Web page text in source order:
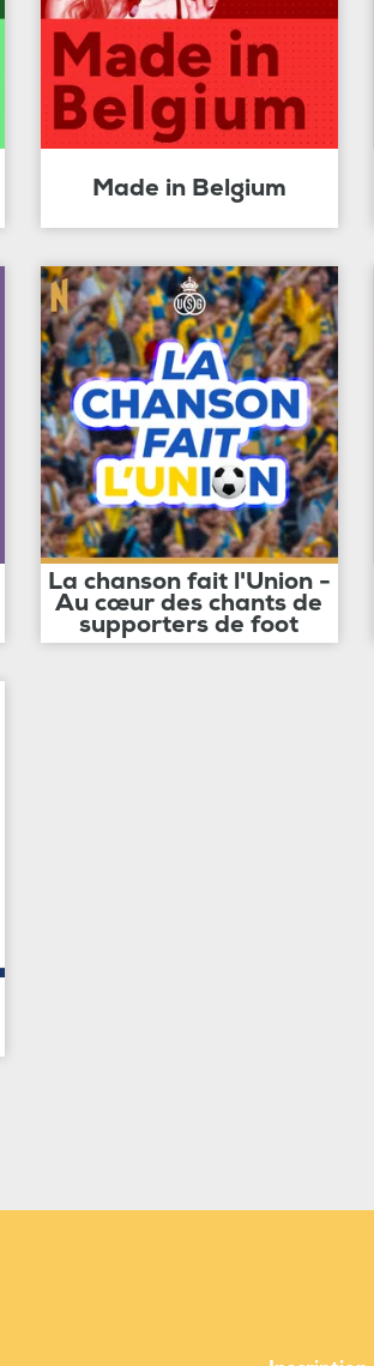
Made in Belgium
La chanson fait l'Union -
Au cœur des chants de
supporters de foot